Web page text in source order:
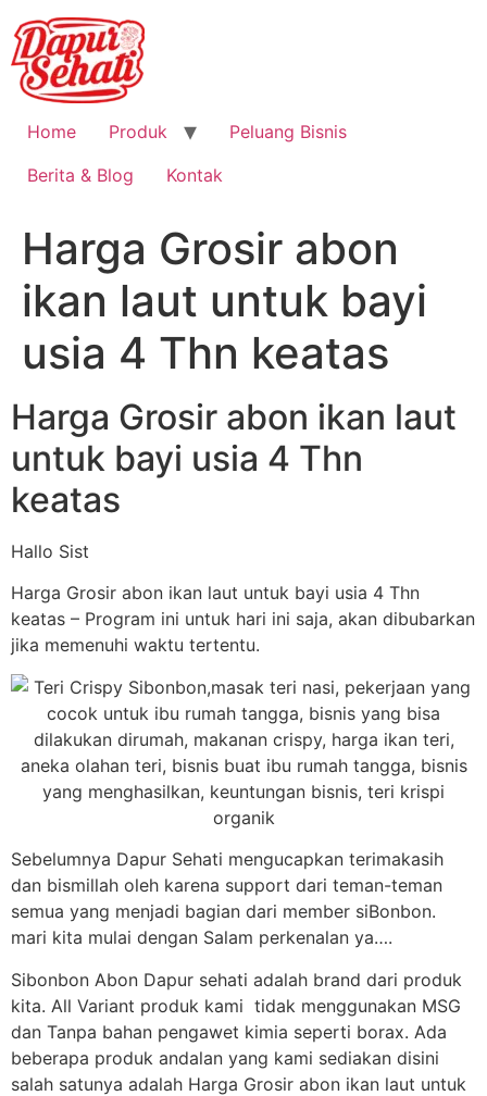
Home Produk
Peluang Bisnis
Berita & Blog
Kontak
Harga Grosir abon
ikan laut untuk bayi
usia 4 Thn keatas
Harga Grosir abon ikan laut
untuk bayi usia 4 Thn
keatas
Hallo Sist
Harga Grosir abon ikan laut untuk bayi usia 4 Thn
keatas – Program ini untuk hari ini saja, akan dibubarkan
jika memenuhi waktu tertentu.
Sebelumnya Dapur Sehati mengucapkan terimakasih
dan bismillah oleh karena support dari teman-teman
semua yang menjadi bagian dari member siBonbon.
mari kita mulai dengan Salam perkenalan ya….
Sibonbon Abon Dapur sehati adalah brand dari produk
kita. All Variant produk kami tidak menggunakan MSG
dan Tanpa bahan pengawet kimia seperti borax. Ada
beberapa produk andalan yang kami sediakan disini
salah satunya adalah Harga Grosir abon ikan laut untuk